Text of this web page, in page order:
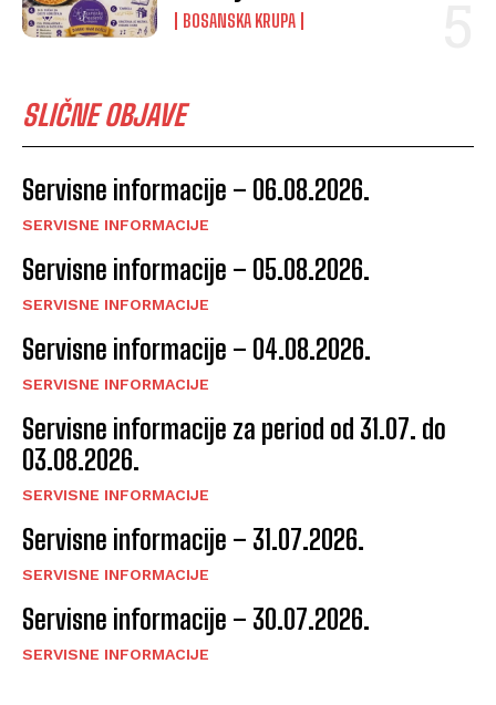
BOSANSKA KRUPA
SLIČNE OBJAVE
Servisne informacije – 06.08.2026.
SERVISNE INFORMACIJE
Servisne informacije – 05.08.2026.
SERVISNE INFORMACIJE
Servisne informacije – 04.08.2026.
SERVISNE INFORMACIJE
Servisne informacije za period od 31.07. do
03.08.2026.
SERVISNE INFORMACIJE
Servisne informacije – 31.07.2026.
SERVISNE INFORMACIJE
Servisne informacije – 30.07.2026.
SERVISNE INFORMACIJE